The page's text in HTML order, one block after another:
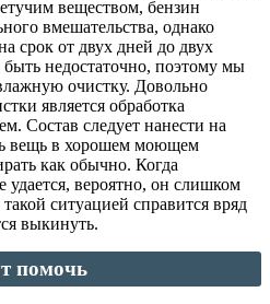
веществом, бензин
вмешательства, однако
срок от двух дней до двух
недостаточно, поэтому мы
очистку. Довольно
является обработка
Состав следует нанести на
вещь в хорошем моющем
как обычно. Когда
удается, вероятно, он слишком
ситуацией справится вряд
выкинуть.
помочь